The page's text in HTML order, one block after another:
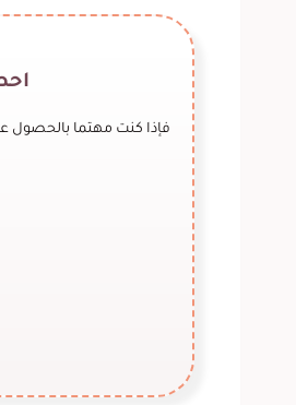
فإذا كنت مهتما بالحصول